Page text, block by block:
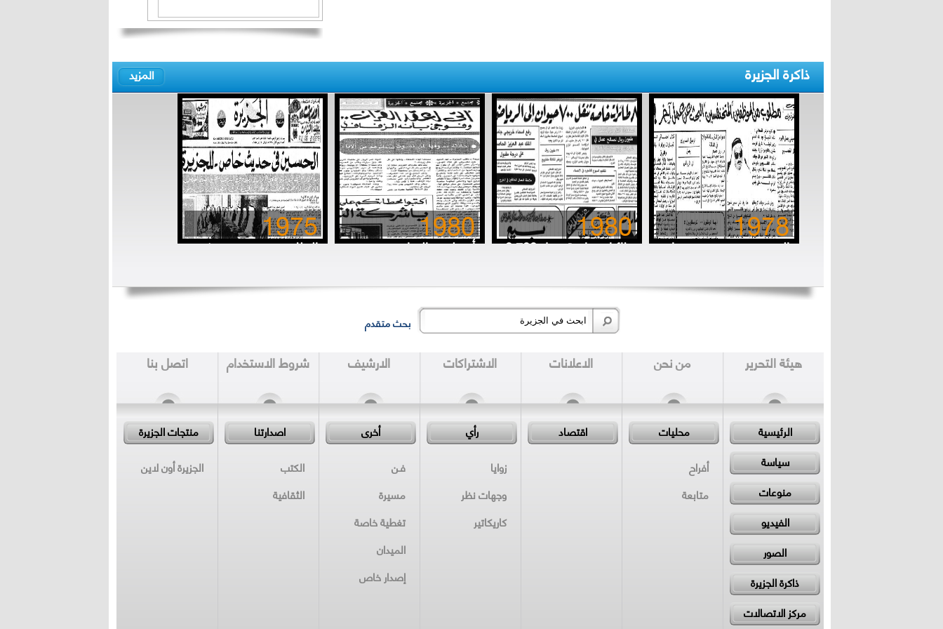
ذاكرة الجزيرة المزيد
1975
الملك حسين في حديث
1980
أتى لعقد القِران.. وفوجئ
1980
8 طائرات خاصة تنقل 700
1978
المتخنفسون.. مستهتروا
بحث متقدم
هيئة التحرير من نحن الاعلانات الاشتراكات الارشيف شروط الاستخدام اتصل بنا
الرئيسية
سياسة
منوعات
الفيديو
الصور
ذاكرة الجزيرة
مركز الاتصالات
محليات
أفراح
متابعة
اقتصاد
رأي
زوايا
وجهات نظر
كاريكاتير
أخرى
فـن
مسيرة
تغطية خاصة
الميدان
إصدار خاص
اصدارتنا
الكتب
الثقافية
منتجات الجزيرة
الجزيرة أون لاين